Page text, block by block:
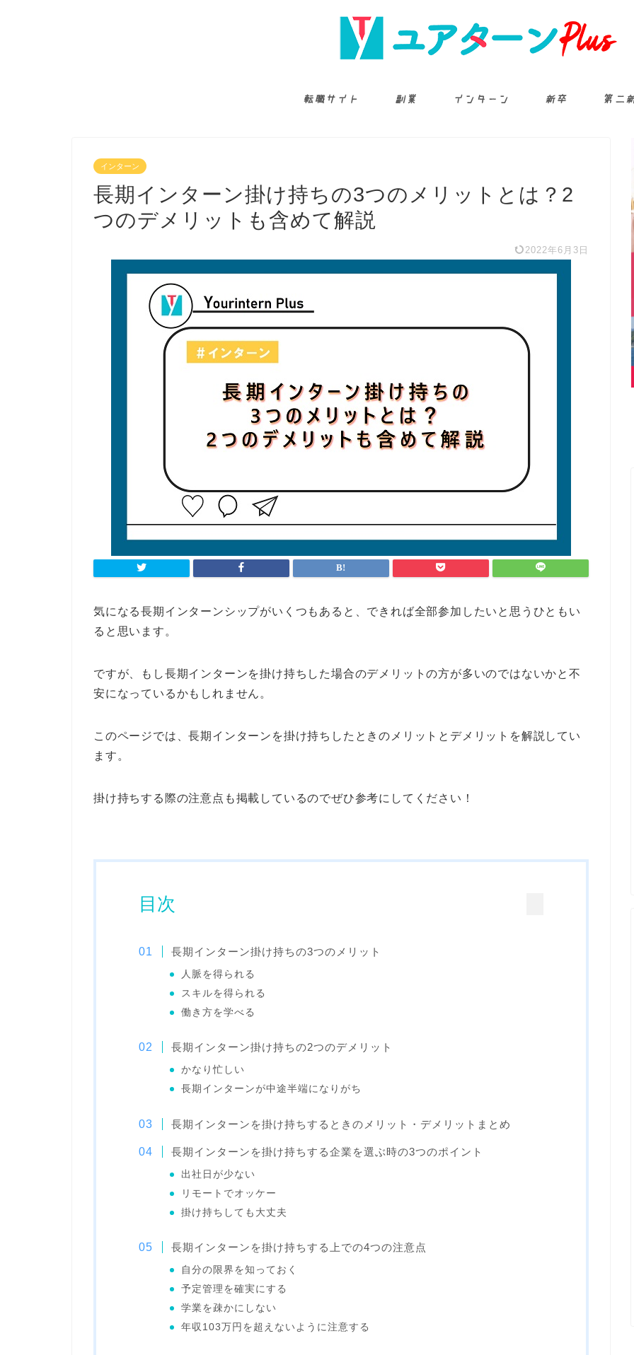
転職サイト 副業 インターン 新卒 第二
インターン
長期インターン掛け持ちの3つのメリットとは？2
つのデメリットも含めて解説
2022年6月3日
気になる長期インターンシップがいくつもあると、できれば全部参加したいと思うひともい
ると思います。
ですが、もし長期インターンを掛け持ちした場合のデメリットの方が多いのではないかと不
安になっているかもしれません。
このページでは、長期インターンを掛け持ちしたときのメリットとデメリットを解説してい
ます。
掛け持ちする際の注意点も掲載しているのでぜひ参考にしてください！
目次
長期インターン掛け持ちの3つのメリット
人脈を得られる
スキルを得られる
働き方を学べる
長期インターン掛け持ちの2つのデメリット
かなり忙しい
長期インターンが中途半端になりがち
長期インターンを掛け持ちするときのメリット・デメリットまとめ
長期インターンを掛け持ちする企業を選ぶ時の3つのポイント
出社日が少ない
リモートでオッケー
掛け持ちしても大丈夫
長期インターンを掛け持ちする上での4つの注意点
自分の限界を知っておく
予定管理を確実にする
学業を疎かにしない
年収103万円を超えないように注意する